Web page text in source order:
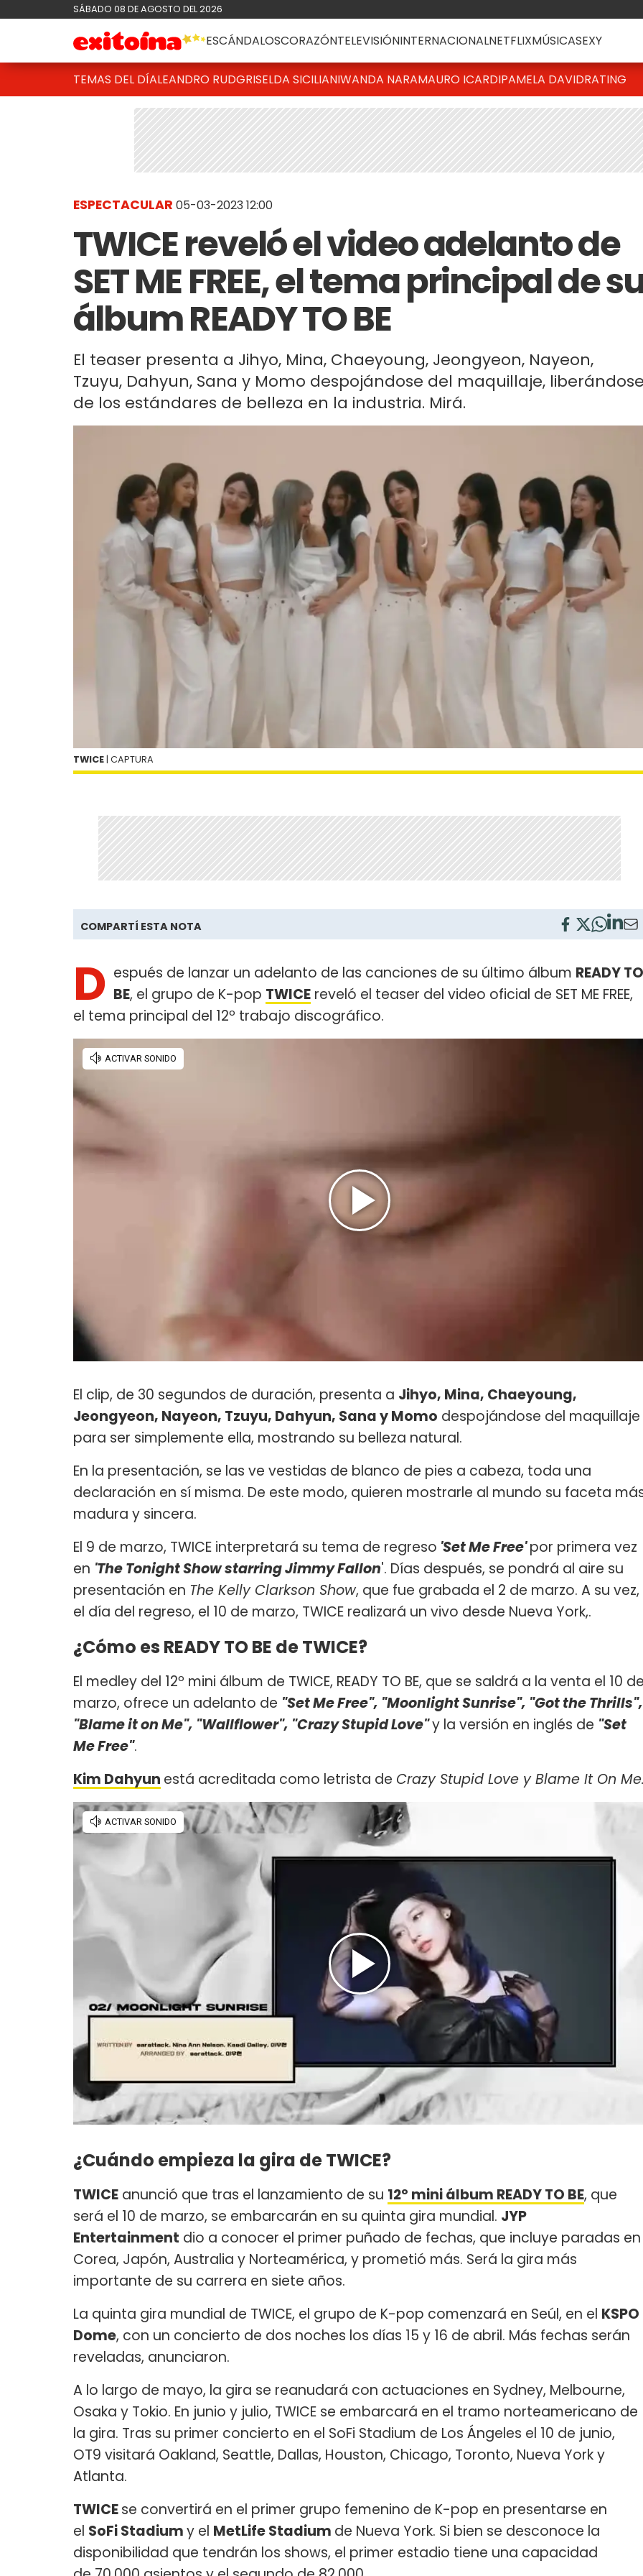
SÁBADO 08 DE AGOSTO DEL 2026
ESCÁNDALOSCORAZÓNTELEVISIÓNINTERNACIONALNETFLIXMÚSICASEXY
TEMAS DEL DÍALEANDRO RUDGRISELDA SICILIANIWANDA NARAMAURO ICARDIPAMELA DAVIDRATING
ESPECTACULAR 05-03-2023 12:00
TWICE reveló el video adelanto de
SET ME FREE, el tema principal de
álbum READY TO BE
El teaser presenta a Jihyo, Mina, Chaeyoung, Jeongyeon, Nayeon,
Tzuyu, Dahyun, Sana y Momo despojándose del maquillaje,
de los estándares de belleza en la industria. Mirá.
TWICE | CAPTURA
COMPARTÍ ESTA NOTA
D espués de lanzar un adelanto de las canciones de su último álbum READY TO
BE, el grupo de K-pop TWICE reveló el teaser del video oficial de SET ME FREE,
el tema principal del 12º trabajo discográfico.
El clip, de 30 segundos de duración, presenta a Jihyo, Mina, Chaeyoung,
Jeongyeon, Nayeon, Tzuyu, Dahyun, Sana y Momo despojándose del maquillaje
para ser simplemente ella, mostrando su belleza natural.
En la presentación, se las ve vestidas de blanco de pies a cabeza, toda una
declaración en sí misma. De este modo, quieren mostrarle al mundo su faceta
madura y sincera.
El 9 de marzo, TWICE interpretará su tema de regreso 'Set Me Free'por primera vez
en 'The Tonight Show starring Jimmy Fallon'. Días después, se pondrá al aire su
presentación en The Kelly Clarkson Show, que fue grabada el 2 de marzo. A su vez,
el día del regreso, el 10 de marzo, TWICE realizará un vivo desde Nueva York,.
¿Cómo es READY TO BE de TWICE?
El medley del 12º mini álbum de TWICE, READY TO BE, que se saldrá a la venta el 10
marzo, ofrece un adelanto de "Set Me Free", "Moonlight Sunrise", "Got the Thrills",
"Blame it on Me", "Wallflower", "Crazy Stupid Love"y la versión en inglés de "Set
Me Free".
Kim Dahyun está acreditada como letrista de Crazy Stupid Love y Blame It On
¿Cuándo empieza la gira de TWICE?
TWICE anunció que tras el lanzamiento de su 12º mini álbum READY TO BE, que
será el 10 de marzo, se embarcarán en su quinta gira mundial. JYP
Entertainment dio a conocer el primer puñado de fechas, que incluye paradas en
Corea, Japón, Australia y Norteamérica, y prometió más. Será la gira más
importante de su carrera en siete años.
La quinta gira mundial de TWICE, el grupo de K-pop comenzará en Seúl, en el KSPO
Dome, con un concierto de dos noches los días 15 y 16 de abril. Más fechas serán
reveladas, anunciaron.
A lo largo de mayo, la gira se reanudará con actuaciones en Sydney, Melbourne,
Osaka y Tokio. En junio y julio, TWICE se embarcará en el tramo norteamericano de
la gira. Tras su primer concierto en el SoFi Stadium de Los Ángeles el 10 de junio,
OT9 visitará Oakland, Seattle, Dallas, Houston, Chicago, Toronto, Nueva York y
Atlanta.
TWICEse convertirá en el primer grupo femenino de K-pop en presentarse en
el SoFi Stadiumy el MetLife Stadium de Nueva York. Si bien se desconoce la
disponibilidad que tendrán los shows, el primer estadio tiene una capacidad